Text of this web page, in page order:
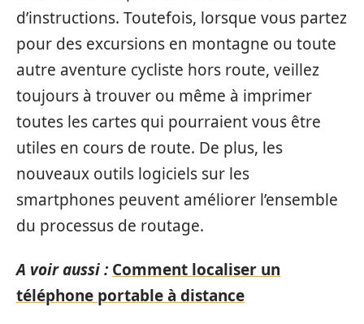
d’instructions. Toutefois, lorsque vous partez
pour des excursions en montagne ou toute
autre aventure cycliste hors route, veillez
toujours à trouver ou même à imprimer
toutes les cartes qui pourraient vous être
utiles en cours de route. De plus, les
nouveaux outils logiciels sur les
smartphones peuvent améliorer l’ensemble
du processus de routage.
A voir aussi : Comment localiser un
téléphone portable à distance